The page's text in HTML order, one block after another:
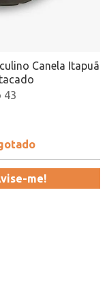
Canela Itapuã
43
me!